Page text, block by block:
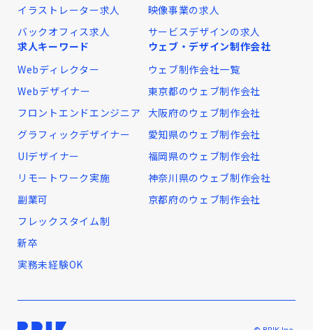
イラストレーター求人
バックオフィス求人
映像事業の求人
サービスデザインの求人
求人キーワード
Webディレクター
Webデザイナー
フロントエンドエンジニア
グラフィックデザイナー
UIデザイナー
リモートワーク実施
副業可
フレックスタイム制
新卒
実務未経験OK
ウェブ・デザイン制作会社
ウェブ制作会社一覧
東京都のウェブ制作会社
大阪府のウェブ制作会社
愛知県のウェブ制作会社
福岡県のウェブ制作会社
神奈川県のウェブ制作会社
京都府のウェブ制作会社